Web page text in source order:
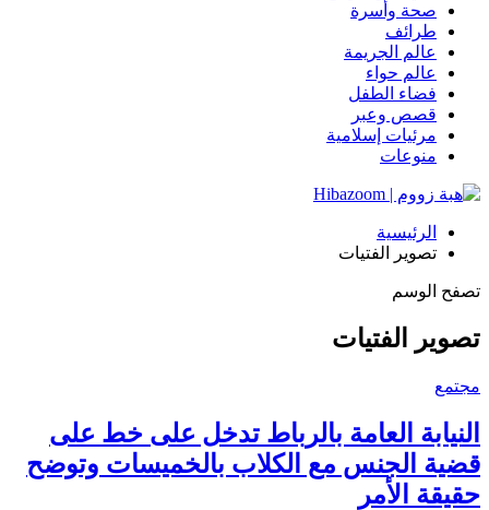
صحة وأسرة
طرائف
عالم الجريمة
عالم حواء
فضاء الطفل
قصص وعبر
مرئيات إسلامية
منوعات
الرئيسية
تصوير الفتيات
تصفح الوسم
تصوير الفتيات
مجتمع
النيابة العامة بالرباط تدخل على خط على
قضية الجنس مع الكلاب بالخميسات وتوضح
حقيقة الأمر